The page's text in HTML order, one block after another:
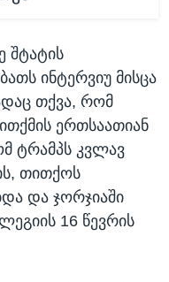
შტატის
ინტერვიუ მისცა
თქვა, რომ
ერთსაათიან
ტრამპს კვლავ
თითქოს
და ჯორჯიაში
16 წევრის